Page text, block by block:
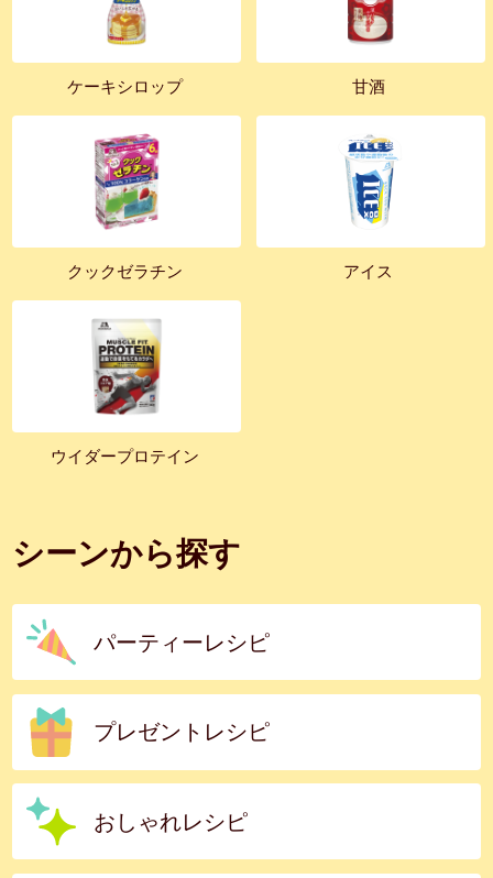
ケーキシロップ 甘酒
クックゼラチン アイス
ウイダープロテイン
シーンから探す
パーティーレシピ
プレゼントレシピ
おしゃれレシピ